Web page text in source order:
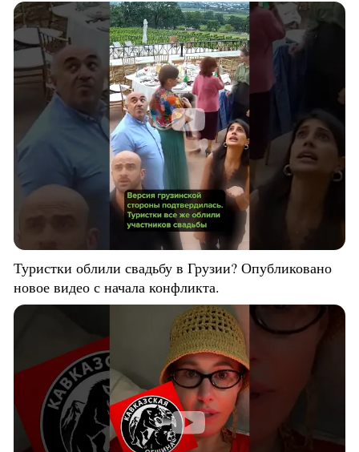
Туристки облили свадьбу в Грузии? Опубликовано
новое видео с начала конфликта.